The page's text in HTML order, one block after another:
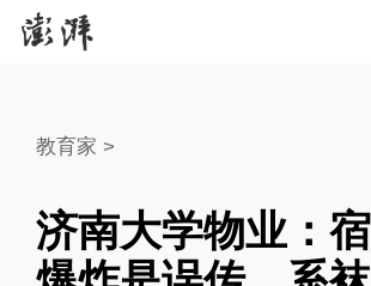
教育家 >
济南大学物业：